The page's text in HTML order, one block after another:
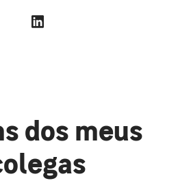
dos meus